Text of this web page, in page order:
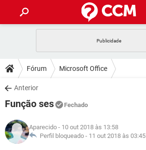
CELULAR
OUTLOOK
INSTAGRAM
GUIA DE COMPRAS
DICAS
JOGOS
INSTAGRAM GMAIL
GUIA DE COMPRAS
DOWNLOADS
JOGOS
CELULAR
OUTLOOK EXCEL
FÓRUM
JOGOS WHATSAPP
CELULAR
GLOSSÁRIO
Fórum Microsoft Office
Anterior
Função ses Fechado
Aparecido - 10 out 2018 às 13:58
Perfil bloqueado - 11 out 2018 às 03:45